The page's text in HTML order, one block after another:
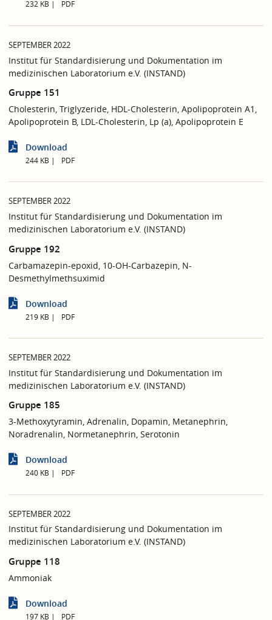
232 KB PDF
SEPTEMBER 2022
Institut für Standardisierung und Dokumentation im
medizinischen Laboratorium e.V. (INSTAND)
Gruppe 151
Cholesterin, Triglyzeride, HDL-Cholesterin, Apolipoprotein A1,
Apolipoprotein B, LDL-Cholesterin, Lp (a), Apolipoprotein E
Download
244 KB PDF
SEPTEMBER 2022
Institut für Standardisierung und Dokumentation im
medizinischen Laboratorium e.V. (INSTAND)
Gruppe 192
Carbamazepin-epoxid, 10-OH-Carbazepin, N-
Desmethylmethsuximid
Download
219 KB PDF
SEPTEMBER 2022
Institut für Standardisierung und Dokumentation im
medizinischen Laboratorium e.V. (INSTAND)
Gruppe 185
3-Methoxytyramin, Adrenalin, Dopamin, Metanephrin,
Noradrenalin, Normetanephrin, Serotonin
Download
240 KB PDF
SEPTEMBER 2022
Institut für Standardisierung und Dokumentation im
medizinischen Laboratorium e.V. (INSTAND)
Gruppe 118
Ammoniak
Download
197 KB PDF